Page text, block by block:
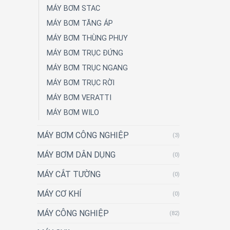
MÁY BƠM STAC
MÁY BƠM TĂNG ÁP
MÁY BƠM THÙNG PHUY
MÁY BƠM TRỤC ĐỨNG
MÁY BƠM TRỤC NGANG
MÁY BƠM TRỤC RỜI
MÁY BƠM VERATTI
MÁY BƠM WILO
MÁY BƠM CÔNG NGHIỆP (3)
MÁY BƠM DÂN DỤNG (0)
MÁY CẮT TƯỜNG (0)
MÁY CƠ KHÍ (0)
MÁY CÔNG NGHIỆP (82)